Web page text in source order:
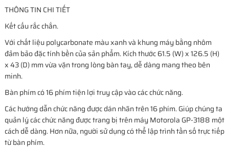
THÔNG TIN CHI TIẾT
Kết cấu rắc chắn.
Với chất liệu polycarbonate màu xanh và khung máy bằng nhôm
đảm bảo đặc tính bền của sản phẩm. Kích thước 61.5 (W) x 126.5 (H)
x 43 (D) mm vừa vặn trong lòng bàn tay, dễ dàng mang theo bên
minh.
Bàn phím có 16 phím tiện lợi truy cập vào các chức năng.
Các hướng dẫn chức năng được dán nhãn trên 16 phím. Giúp chúng ta
quản lý các chức năng được trang bị trên máy Motorola GP-3188 một
cách dễ dàng. Hơn nữa, người sử dụng có thể lập trình tần số trực tiếp
từ bàn phím.